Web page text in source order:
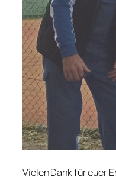
Vielen Dank für euer